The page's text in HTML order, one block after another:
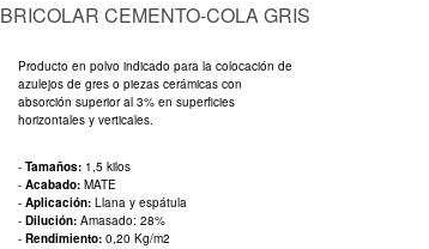
BRICOLAR CEMENTO-COLA GRIS
Producto en polvo indicado para la colocación de
azulejos de gres o piezas cerámicas con
absorción superior al 3% en superficies
horizontales y verticales.
- Tamaños: 1,5 kilos
- Acabado: MATE
- Aplicación: Llana y espátula
- Dilución: Amasado: 28%
- Rendimiento: 0,20 Kg/m2